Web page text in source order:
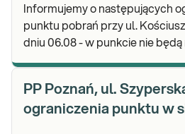
Informujemy o następujących
punktu pobrań przy ul. Kościuszki 12a w Toruniu: w
dniu 06.08 - w punkcie nie
PP Poznań, ul.
ograniczenia punktu w